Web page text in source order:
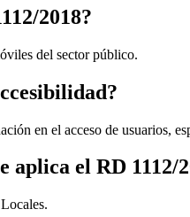
2018?
del sector público.
en el acceso de usuarios,
aplica el RD 1112/